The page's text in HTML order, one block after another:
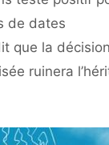
de dates
que la
ruinera